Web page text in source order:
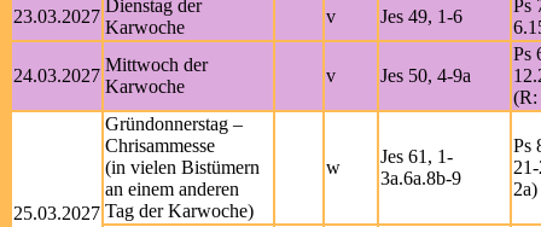
23.03.2027
Dienstag der
Karwoche
v Jes 49, 1-6
Ps
24.03.2027
Mittwoch der
Karwoche
v Jes 50, 4-9a
Ps
(R:
25.03.2027
Gründonnerstag –
Chrisammesse
(in vielen Bistümern
an einem anderen
Tag der Karwoche)
w
Jes 61, 1-
3a.6a.8b-9
Ps
2a)